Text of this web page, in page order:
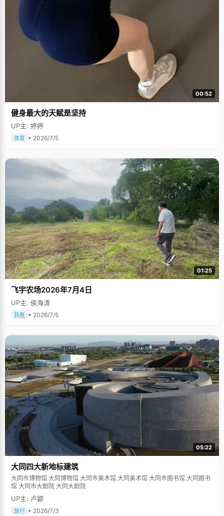
00:52
健身最大的天赋是坚持
UP主: 婷婷
体育 • 2026/7/5
01:25
飞宇农场2026年7月4日
UP主: 侯海涛
跃胜 • 2026/7/5
05:22
大同四大新地标建筑
大同市博物馆 大同博物馆 大同市美术馆 大同美术馆 大同市图书馆 大同图书
馆 大同市大剧院 大同大剧院
UP主: 卢颖
旅行 • 2026/7/3